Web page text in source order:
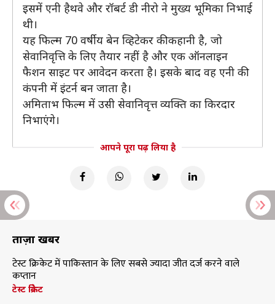
इसमें एनी हैथवे और रॉबर्ट डी नीरो ने मुख्य भूमिका निभाई
थी।
यह फिल्म 70 वर्षीय बेन व्हिटेकर की कहानी है, जो
सेवानिवृत्ति के लिए तैयार नहीं है और एक ऑनलाइन
फैशन साइट पर आवेदन करता है। इसके बाद वह एनी की
कंपनी में इंटर्न बन जाता है।
अमिताभ फिल्म में उसी सेवानिवृत्त व्यक्ति का किरदार
निभाएंगे।
आपने पूरा पढ़ लिया है
ताज़ा खबरें
टेस्ट क्रिकेट में पाकिस्तान के लिए सबसे ज्यादा जीत दर्ज करने वाले
कप्तान
टेस्ट क्रिकेट